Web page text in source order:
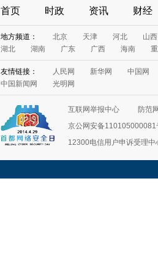
首页 时政 资讯 财经
地方频道： 北京 天津 河北
山西
湖北
湖南 广东 广西 海南
友情链接： 人民网 新华网
中国网
中国新闻网
光明网
互联网举报中心
防范
京公网安备110105000081
12300电信用户申诉受理中